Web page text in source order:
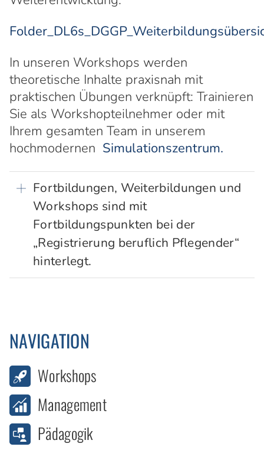
In unseren Workshops werden
theoretische Inhalte praxisnah mit
praktischen Übungen verknüpft: Trainieren
Sie als Workshopteilnehmer oder mit
Ihrem gesamten Team in unserem
hochmodernen Simulationszentrum.
Fortbildungen, Weiterbildungen und
Workshops sind mit
Fortbildungspunkten bei der
„Registrierung beruflich Pflegender“
hinterlegt.
NAVIGATION
Workshops
Management
Pädagogik